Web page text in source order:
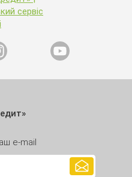
e-mail